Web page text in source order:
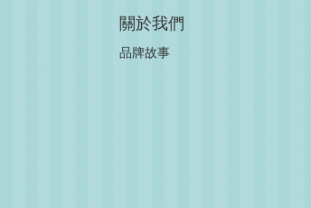
關於我們
品牌故事